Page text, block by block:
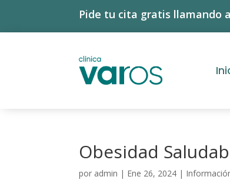
Pide tu cita gratis llamando
Obesidad
por admin | Ene 26, 2024 |